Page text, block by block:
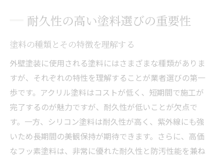
耐久性の高い塗料選びの重要性
塗料の種類とその特徴を理解する
外壁塗装に使用される塗料にはさまざまな種類がありま
すが、それぞれの特性を理解することが業者選びの第一
歩です。アクリル塗料はコストが低く、短期間で施工が
完了するのが魅力ですが、耐久性が低いことが欠点で
す。一方、シリコン塗料は耐久性が高く、紫外線にも強
いため長期間の美観保持が期待できます。さらに、高価
なフッ素塗料は、非常に優れた耐久性と防汚性能を兼ね